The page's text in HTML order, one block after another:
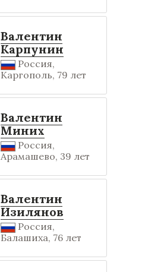
Валентин
Карпунин
Россия,
Каргополь, 79 лет
Валентин
Миних
Россия,
Арамашево, 39 лет
Валентин
Изилянов
Россия,
Балашиха, 76 лет